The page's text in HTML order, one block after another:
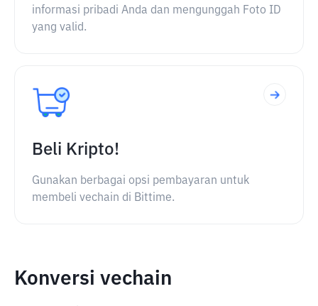
informasi pribadi Anda dan mengunggah Foto ID
yang valid.
Beli Kripto!
Gunakan berbagai opsi pembayaran untuk
membeli vechain di Bittime.
Konversi vechain